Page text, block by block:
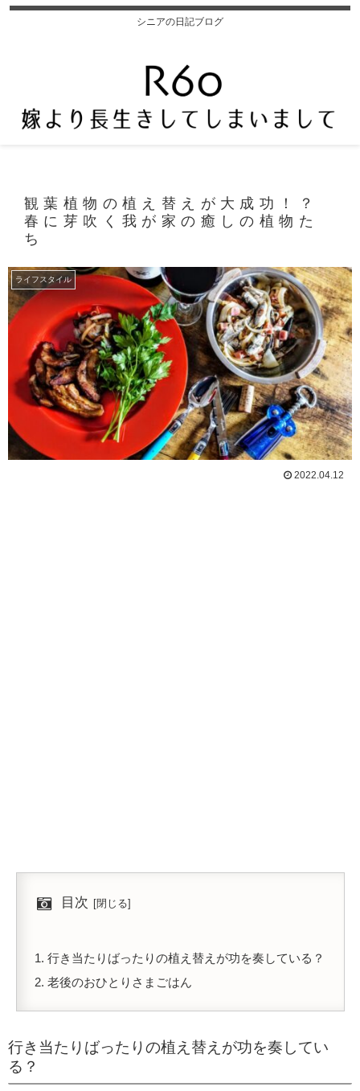
シニアの日記ブログ
観葉植物の植え替えが大成功！？
春に芽吹く我が家の癒しの植物た
ち
ライフスタイル
2022.04.12
目次
行き当たりばったりの植え替えが功を奏している？
老後のおひとりさまごはん
行き当たりばったりの植え替えが功を奏してい
る？